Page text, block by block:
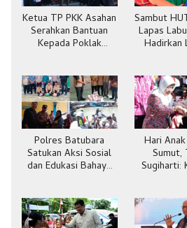
Ketua TP PKK Asahan
Serahkan Bantuan
Kepada Poklak
Sambut
Lapas
Hadirkan
Polres Batubara
Satukan Aksi Sosial
dan Edukasi Bahaya
Hari
Sugiharti: